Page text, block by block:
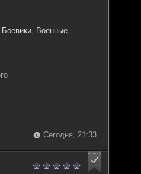
Боевики, Военные,
Сегодня, 21:33